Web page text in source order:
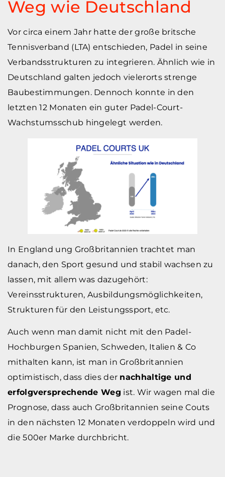
Weg wie Deutschland
Vor circa einem Jahr hatte der große britsche
Tennisverband (LTA) entschieden, Padel in seine
Verbandsstrukturen zu integrieren. Ähnlich wie in
Deutschland galten jedoch vielerorts strenge
Baubestimmungen. Dennoch konnte in den
letzten 12 Monaten ein guter Padel-Court-
Wachstumsschub hingelegt werden.
In England ung Großbritannien trachtet man
danach, den Sport gesund und stabil wachsen zu
lassen, mit allem was dazugehört:
Vereinsstrukturen, Ausbildungsmöglichkeiten,
Strukturen für den Leistungssport, etc.
Auch wenn man damit nicht mit den Padel-
Hochburgen Spanien, Schweden, Italien & Co
mithalten kann, ist man in Großbritannien
optimistisch, dass dies der nachhaltige und
erfolgversprechende Weg ist. Wir wagen mal die
Prognose, dass auch Großbritannien seine Couts
in den nächsten 12 Monaten verdoppeln wird und
die 500er Marke durchbricht.